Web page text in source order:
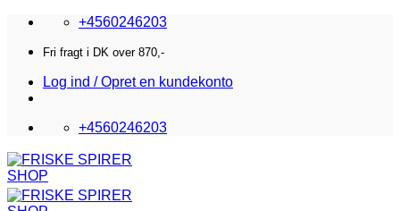
Fortsæt
indhold
+4560246203
Fri fragt i DK over 870,-
Log ind / Opret en kundekonto
+4560246203